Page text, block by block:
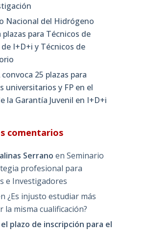
Nacional del Hidrógeno
plazas para Técnicos de
I+D+i y Técnicos de
convoca 25 plazas para
universitarios y FP en el
la Garantía Juvenil en I+D+i
comentarios
Serrano enSeminario
profesional para
e Investigadores
¿Es injusto estudiar más
la misma cualificación?
plazo de inscripción para el